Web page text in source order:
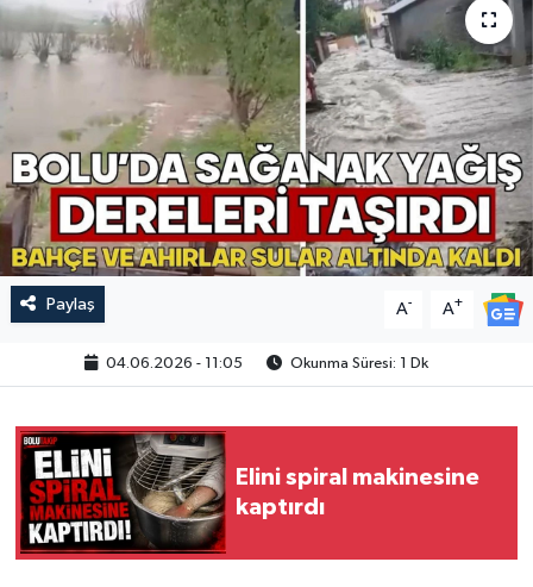
Paylaş A- A+
04.06.2026 - 11:05 Okunma Süresi: 1 Dk
Elini spiral makinesine
kaptırdı